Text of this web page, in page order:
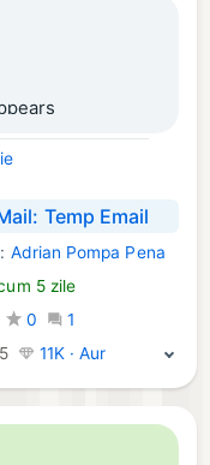
Temp Email
Adrian Pompa Pena
5 zile
0
1
5 11K · Aur